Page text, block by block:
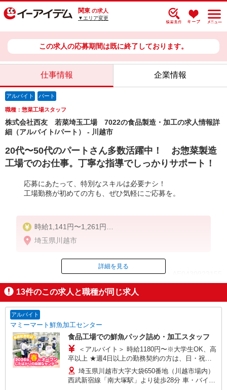
関東 の求人
▼エリア変更
この求人の応募期間は既に終了しております。
仕事情報 企業情報
アルバイト パート
職種：惣菜工場スタッフ
株式会社西友 若菜埼玉工場 7022の食品製造・加工の求人情報詳
細（アルバイト/パート） - 川越市
20代〜50代のパートさん多数活躍中！ お惣菜製造
工場でのお仕事。丁寧な指導でしっかりサポート！
応募にあたって、特別なスキルは必要ナシ！
工場勤務が初めての方も、ぜひ気軽にご応募を。
時給1,141円〜1,261円
5-8時 1261円
19-22時 1261円
22-5時 1577円（深夜手当含む）
※給与幅は時間帯による
埼玉県川越市
ID：AE0430923155
掲載期間終了
詳細を見る
13件のこの求人と職種が同じ求人
アルバイト
マミーマート鮮魚加工センター
食品工場での鮮魚パック詰め・加工スタッフ
＜アルバイト＞ 時給1180円〜※大学生OK、高
卒以上 ★週4日以上の勤務契約の方は、日・祝日
は時給100円UP！
埼玉県川越市大字大袋650番地（川越市場内）
西武新宿線「南大塚駅」より徒歩28分 車・バイ